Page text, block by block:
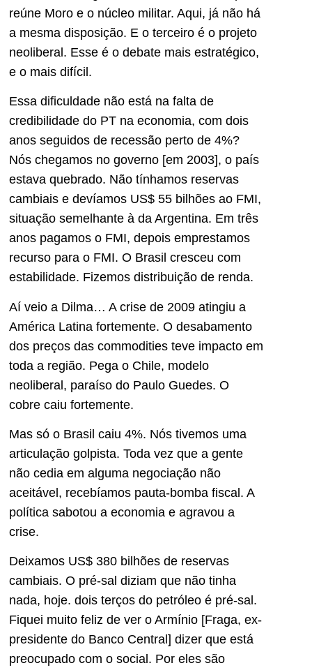
reúne Moro e o núcleo militar. Aqui, já não há
a mesma disposição. E o terceiro é o projeto
neoliberal. Esse é o debate mais estratégico,
e o mais difícil.
Essa dificuldade não está na falta de
credibilidade do PT na economia, com dois
anos seguidos de recessão perto de 4%?
Nós chegamos no governo [em 2003], o país
estava quebrado. Não tínhamos reservas
cambiais e devíamos US$ 55 bilhões ao FMI,
situação semelhante à da Argentina. Em três
anos pagamos o FMI, depois emprestamos
recurso para o FMI. O Brasil cresceu com
estabilidade. Fizemos distribuição de renda.
Aí veio a Dilma… A crise de 2009 atingiu a
América Latina fortemente. O desabamento
dos preços das commodities teve impacto em
toda a região. Pega o Chile, modelo
neoliberal, paraíso do Paulo Guedes. O
cobre caiu fortemente.
Mas só o Brasil caiu 4%. Nós tivemos uma
articulação golpista. Toda vez que a gente
não cedia em alguma negociação não
aceitável, recebíamos pauta-bomba fiscal. A
política sabotou a economia e agravou a
crise.
Deixamos US$ 380 bilhões de reservas
cambiais. O pré-sal diziam que não tinha
nada, hoje. dois terços do petróleo é pré-sal.
Fiquei muito feliz de ver o Armínio [Fraga, ex-
presidente do Banco Central] dizer que está
preocupado com o social. Por eles são